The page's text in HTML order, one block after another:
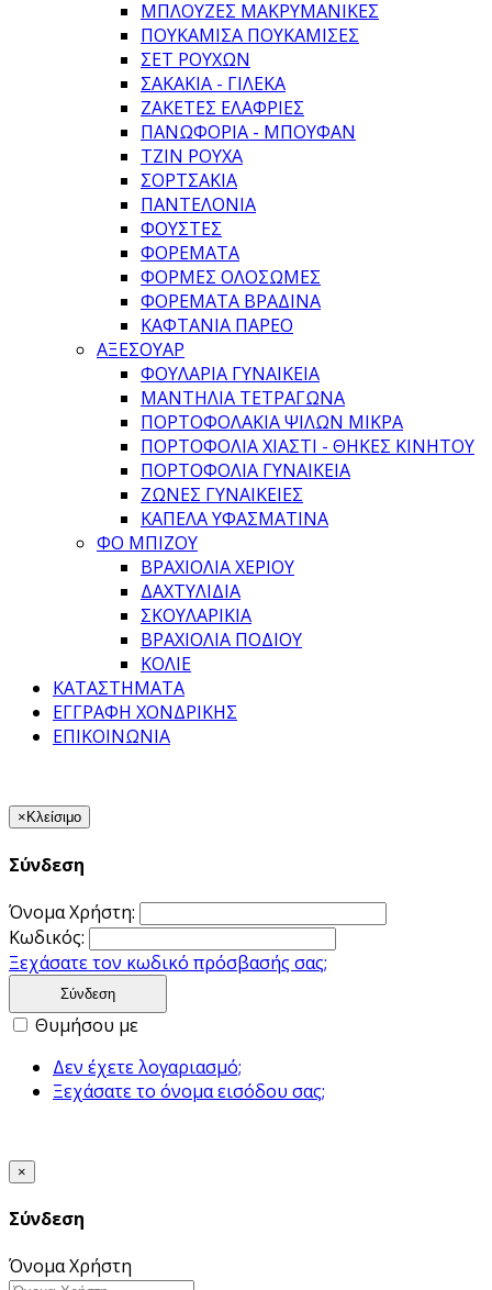
ΜΠΛΟΎΖΕΣ ΜΑΚΡΥΜΆΝΙΚΕΣ
ΠΟΥΚΆΜΙΣΑ ΠΟΥΚΑΜΊΣΕΣ
ΣΕΤ ΡΟΎΧΩΝ
ΣΑΚΆΚΙΑ - ΓΙΛΈΚΑ
ΖΑΚΈΤΕΣ ΕΛΑΦΡΙΈΣ
ΠΑΝΩΦΌΡΙΑ - ΜΠΟΥΦΆΝ
ΤΖΙΝ ΡΟΎΧΑ
ΣΟΡΤΣΆΚΙΑ
ΠΑΝΤΕΛΌΝΙΑ
ΦΟΎΣΤΕΣ
ΦΟΡΈΜΑΤΑ
ΦΌΡΜΕΣ ΟΛΌΣΩΜΕΣ
ΦΟΡΈΜΑΤΑ ΒΡΑΔΙΝΆ
ΚΑΦΤΆΝΙΑ ΠΑΡΕΌ
ΑΞΕΣΟΥΑΡ
ΦΟΥΛΆΡΙΑ ΓΥΝΑΙΚΕΊΑ
ΜΑΝΤΉΛΙΑ ΤΕΤΡΆΓΩΝΑ
ΠΟΡΤΟΦΟΛΆΚΙΑ ΨΙΛΏΝ ΜΙΚΡΆ
ΠΟΡΤΟΦΌΛΙΑ ΧΙΑΣΤΊ - ΘΉΚΕΣ ΚΙΝΗΤΟΎ
ΠΟΡΤΟΦΌΛΙΑ ΓΥΝΑΙΚΕΊΑ
ΖΏΝΕΣ ΓΥΝΑΙΚΕΊΕΣ
ΚΑΠΈΛΑ ΥΦΑΣΜΆΤΙΝΑ
ΦΟ ΜΠΙΖΟΥ
ΒΡΑΧΙΌΛΙΑ ΧΕΡΙΟΎ
ΔΑΧΤΥΛΊΔΙΑ
ΣΚΟΥΛΑΡΊΚΙΑ
ΒΡΑΧΙΌΛΙΑ ΠΟΔΙΟΎ
ΚΟΛΙΈ
ΚΑΤΑΣΤΉΜΑΤΑ
ΕΓΓΡΑΦΉ ΧΟΝΔΡΙΚΉΣ
ΕΠΙΚΟΙΝΩΝΊΑ
× Κλείσιμο
Σύνδεση
Όνομα Χρήστη:
Κωδικός:
Ξεχάσατε τον κωδικό πρόσβασής σας;
Σύνδεση
Θυμήσου με
Δεν έχετε λογαριασμό;
Ξεχάσατε το όνομα εισόδου σας;
×
Σύνδεση
Όνομα Χρήστη